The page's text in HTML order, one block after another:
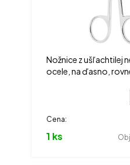
Nožnice z ušľachtilej
ocele, na ďasno,
Cena:
1 ks